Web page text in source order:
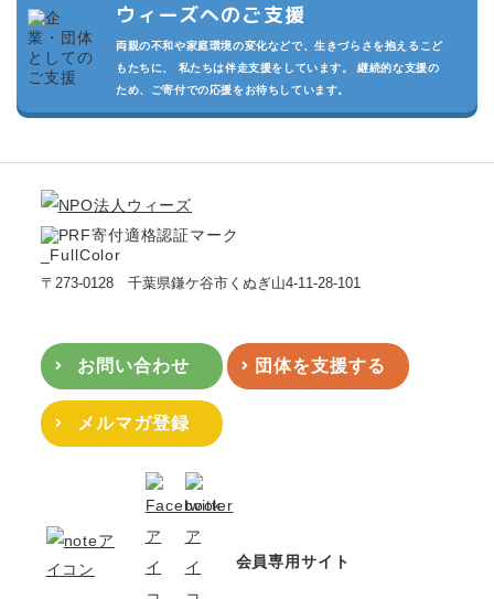
ウィーズへのご支援
両親の不和や家庭環境の変化などで、生きづらさを抱えるこど
もたちに、 私たちは伴走支援をしています。 継続的な支援の
ため、ご寄付での応援をお待ちしています。
〒273-0128 千葉県鎌ケ谷市くぬぎ山4-11-28-101
お問い合わせ 団体を支援する
メルマガ登録
会員専用サイト